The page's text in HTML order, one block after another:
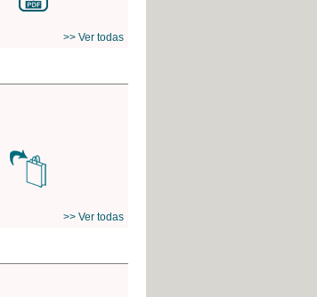
>> Ver todas
>> Ver todas